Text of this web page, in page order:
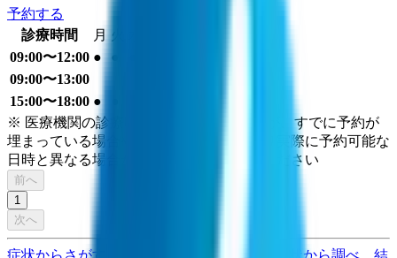
予約する
診療時間
月 火
09:00〜12:00 ● ●
09:00〜13:00
15:00〜18:00 ●
※ 医療機関の診療時間は上記の通りですが、すでに予約が
埋まっている場合や病院の都合などにより実際に予約可能な
日時と異なる場合がありますのでご了承ください
前へ
1
次へ
症状からさがす (症状チェッカー)
気になる症状から調べ、結